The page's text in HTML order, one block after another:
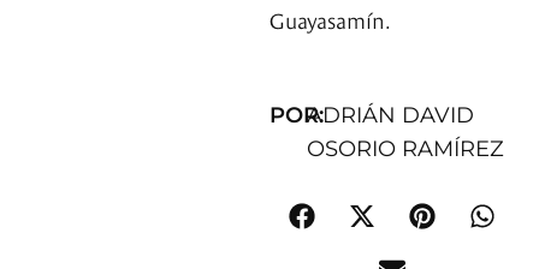
Guayasamín.
POR:ADRIÁN DAVID
OSORIO RAMÍREZ